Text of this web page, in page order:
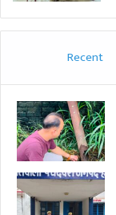
Recent